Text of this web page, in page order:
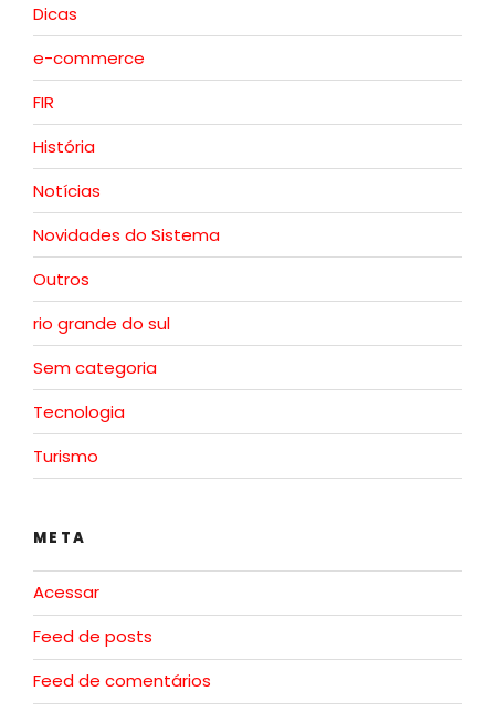
Dicas
e-commerce
FIR
História
Notícias
Novidades do Sistema
Outros
rio grande do sul
Sem categoria
Tecnologia
Turismo
META
Acessar
Feed de posts
Feed de comentários